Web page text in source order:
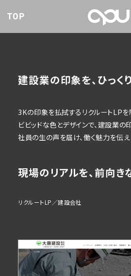
TOP
建設業の印象を、ひっく
3Kの印象を払拭するリクルートLPを
ビビッドな色とデザインで、建設業の
社員の生の声を届け、働く魅力を伝え
現場のリアルを、前向き
リクルートLP／建設会社